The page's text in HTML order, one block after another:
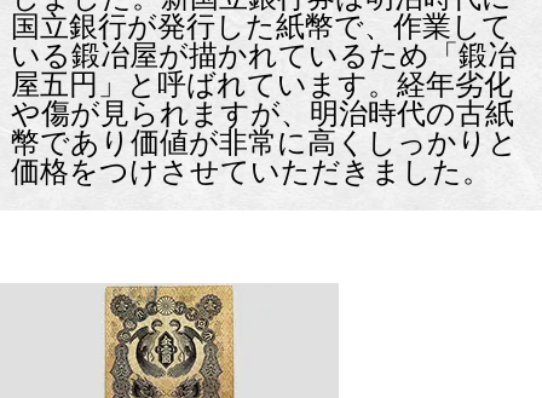
国立銀行が発行した紙幣で、作業して
いる鍛冶屋が描かれているため「鍛冶
屋五円」と呼ばれています。経年劣化
や傷が見られますが、明治時代の古紙
幣であり価値が非常に高くしっかりと
価格をつけさせていただきました。